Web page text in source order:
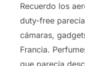
Recuerdo los
duty-free
cámaras,
Francia.
que parecía